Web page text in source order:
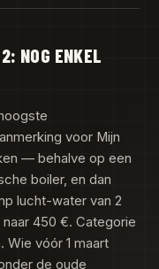
NOG ENKEL
voor Mijn
— behalve op een
boiler, en dan
lucht-water van 2
450 €. Categorie
Wie vóór 1 maart
de oude